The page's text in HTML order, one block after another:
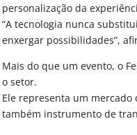
personalização da
“A tecnologia nunca
enxergar possibilidades”,
Mais do que um evento, o
o setor.
Ele representa um
também instrumento de